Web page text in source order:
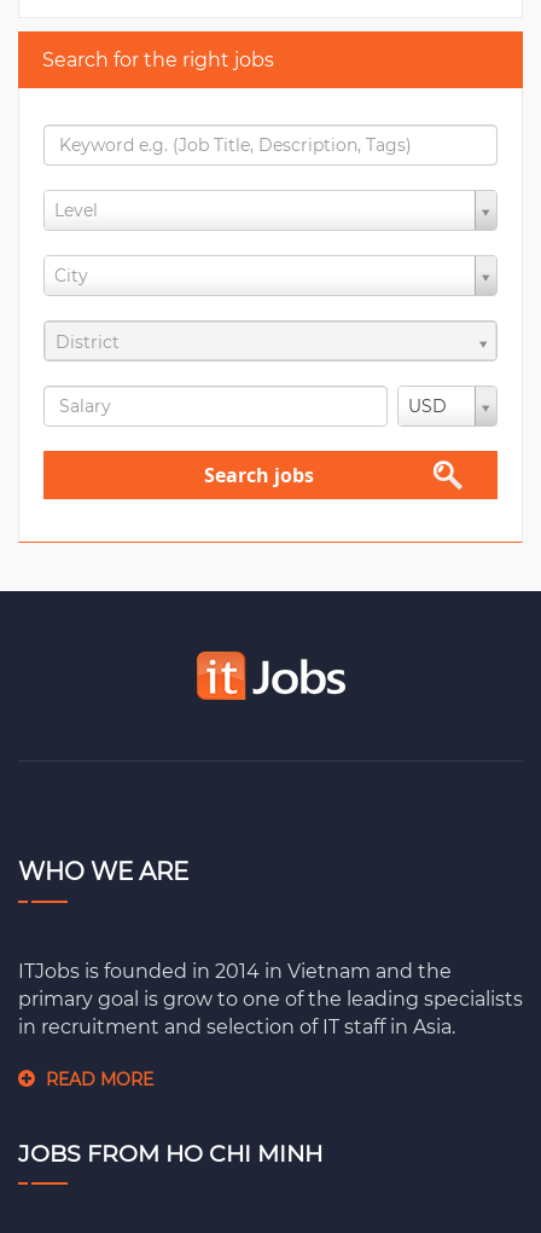
Search for the right jobs
Level
City
District
USD
Search jobs
WHO WE ARE
ITJobs is founded in 2014 in Vietnam and the
primary goal is grow to one of the leading specialists
in recruitment and selection of IT staff in Asia.
READ MORE
JOBS FROM HO CHI MINH